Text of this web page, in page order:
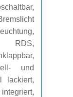
RDS,
und
lackiert,